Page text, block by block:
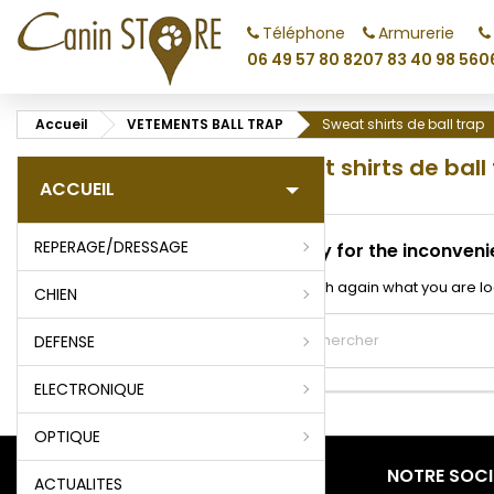
Téléphone
06 49 57 80 82
Armurerie
07 83 40 98 56
Accueil VETEMENTS BALL TRAP Sweat shirts de ball trap
ACCUEIL
REPERAGE/DRESSAGE
CHIEN
DEFENSE
ELECTRONIQUE
OPTIQUE
ACTUALITES
Sweat shirts de
Sorry for the
Search again what you are
PRODUITS NOTRE
add_circle_outline